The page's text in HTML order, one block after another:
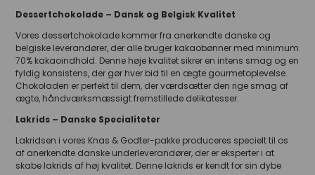
Dessertchokolade – Dansk og Belgisk Kvalitet
Vores dessertchokolade kommer fra anerkendte danske og
belgiske leverandører, der alle bruger kakaobønner med minimum
70% kakaoindhold. Denne høje kvalitet sikrer en intens smag og en
fyldig konsistens, der gør hver bid til en ægte gourmetoplevelse.
Chokoladen er perfekt til dem, der værdsætter den rige smag af
ægte, håndværksmæssigt fremstillede delikatesser.
Lakrids – Danske Specialiteter
Lakridsen i vores Knas & Godter-pakke produceres specielt til os
af anerkendte danske underleverandører, der er eksperter i at
skabe lakrids af høj kvalitet. Denne lakrids er kendt for sin dybe